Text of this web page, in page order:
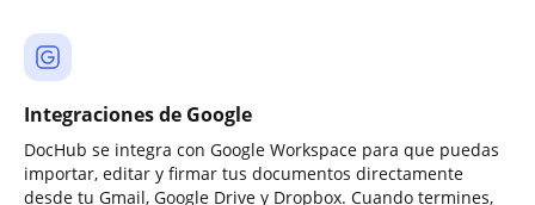
Integraciones de Google
DocHub se integra con Google Workspace para que puedas
importar, editar y firmar tus documentos directamente
desde tu Gmail, Google Drive y Dropbox. Cuando termines,